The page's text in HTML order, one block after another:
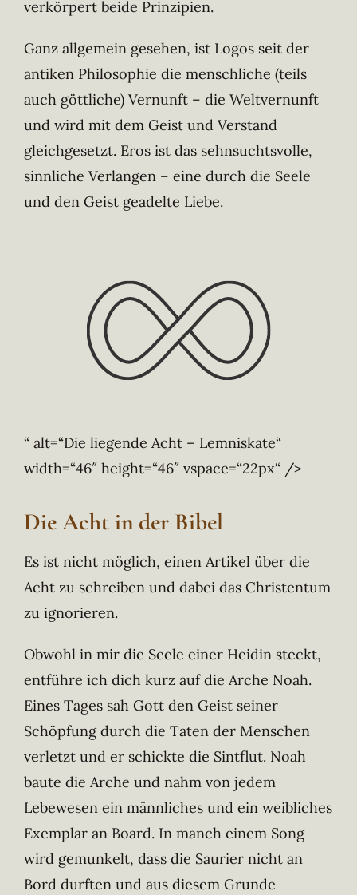
verkörpert beide Prinzipien.
Ganz allgemein gesehen, ist Logos seit der
antiken Philosophie die menschliche (teils
auch göttliche) Vernunft – die Weltvernunft
und wird mit dem Geist und Verstand
gleichgesetzt. Eros ist das sehnsuchtsvolle,
sinnliche Verlangen – eine durch die Seele
und den Geist geadelte Liebe.
“ alt=“Die liegende Acht – Lemniskate“
width=“46″ height=“46″ vspace=“22px“ />
Die Acht in der Bibel
Es ist nicht möglich, einen Artikel über die
Acht zu schreiben und dabei das Christentum
zu ignorieren.
Obwohl in mir die Seele einer Heidin steckt,
entführe ich dich kurz auf die Arche Noah.
Eines Tages sah Gott den Geist seiner
Schöpfung durch die Taten der Menschen
verletzt und er schickte die Sintflut. Noah
baute die Arche und nahm von jedem
Lebewesen ein männliches und ein weibliches
Exemplar an Board. In manch einem Song
wird gemunkelt, dass die Saurier nicht an
Bord durften und aus diesem Grunde